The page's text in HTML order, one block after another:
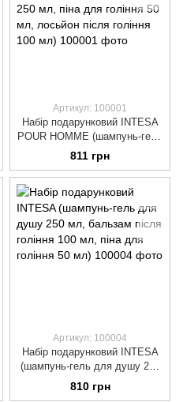
Артикул: 100001
Набір подарунковий INTESA
POUR HOMME (шампунь-гель
для душу 250 мл, піна для
гоління 50 мл, лосьйон після
гоління 100 мл)
811 грн
Артикул: 100004
Набір подарунковий INTESA
(шампунь-гель для душу 250
мл, бальзам після гоління 100
мл, піна для гоління 50 мл)
810 грн